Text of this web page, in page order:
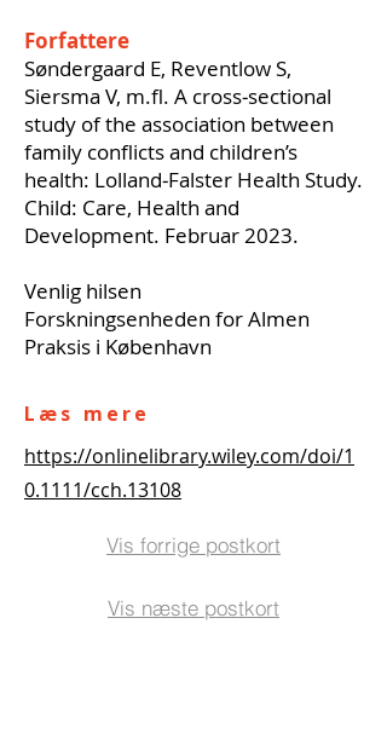
Forfattere
Søndergaard E, Reventlow S,
Siersma V, m.fl. A cross‐sectional
study of the association between
family conflicts and children’s
health: Lolland‐Falster Health Study.
Child: Care, Health and
Development. Februar 2023.
Venlig hilsen
Forskningsenheden for Almen
Praksis i København
Læs mere
https://onlinelibrary.wiley.com/doi/1
0.1111/cch.13108
Vis forrige postkort
Vis næste postkort